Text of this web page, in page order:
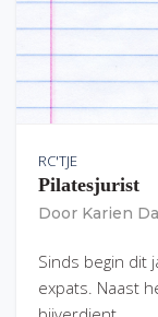
RC'TJE
Pilatesjurist
Door Karien
Sinds begin dit
expats. Naast